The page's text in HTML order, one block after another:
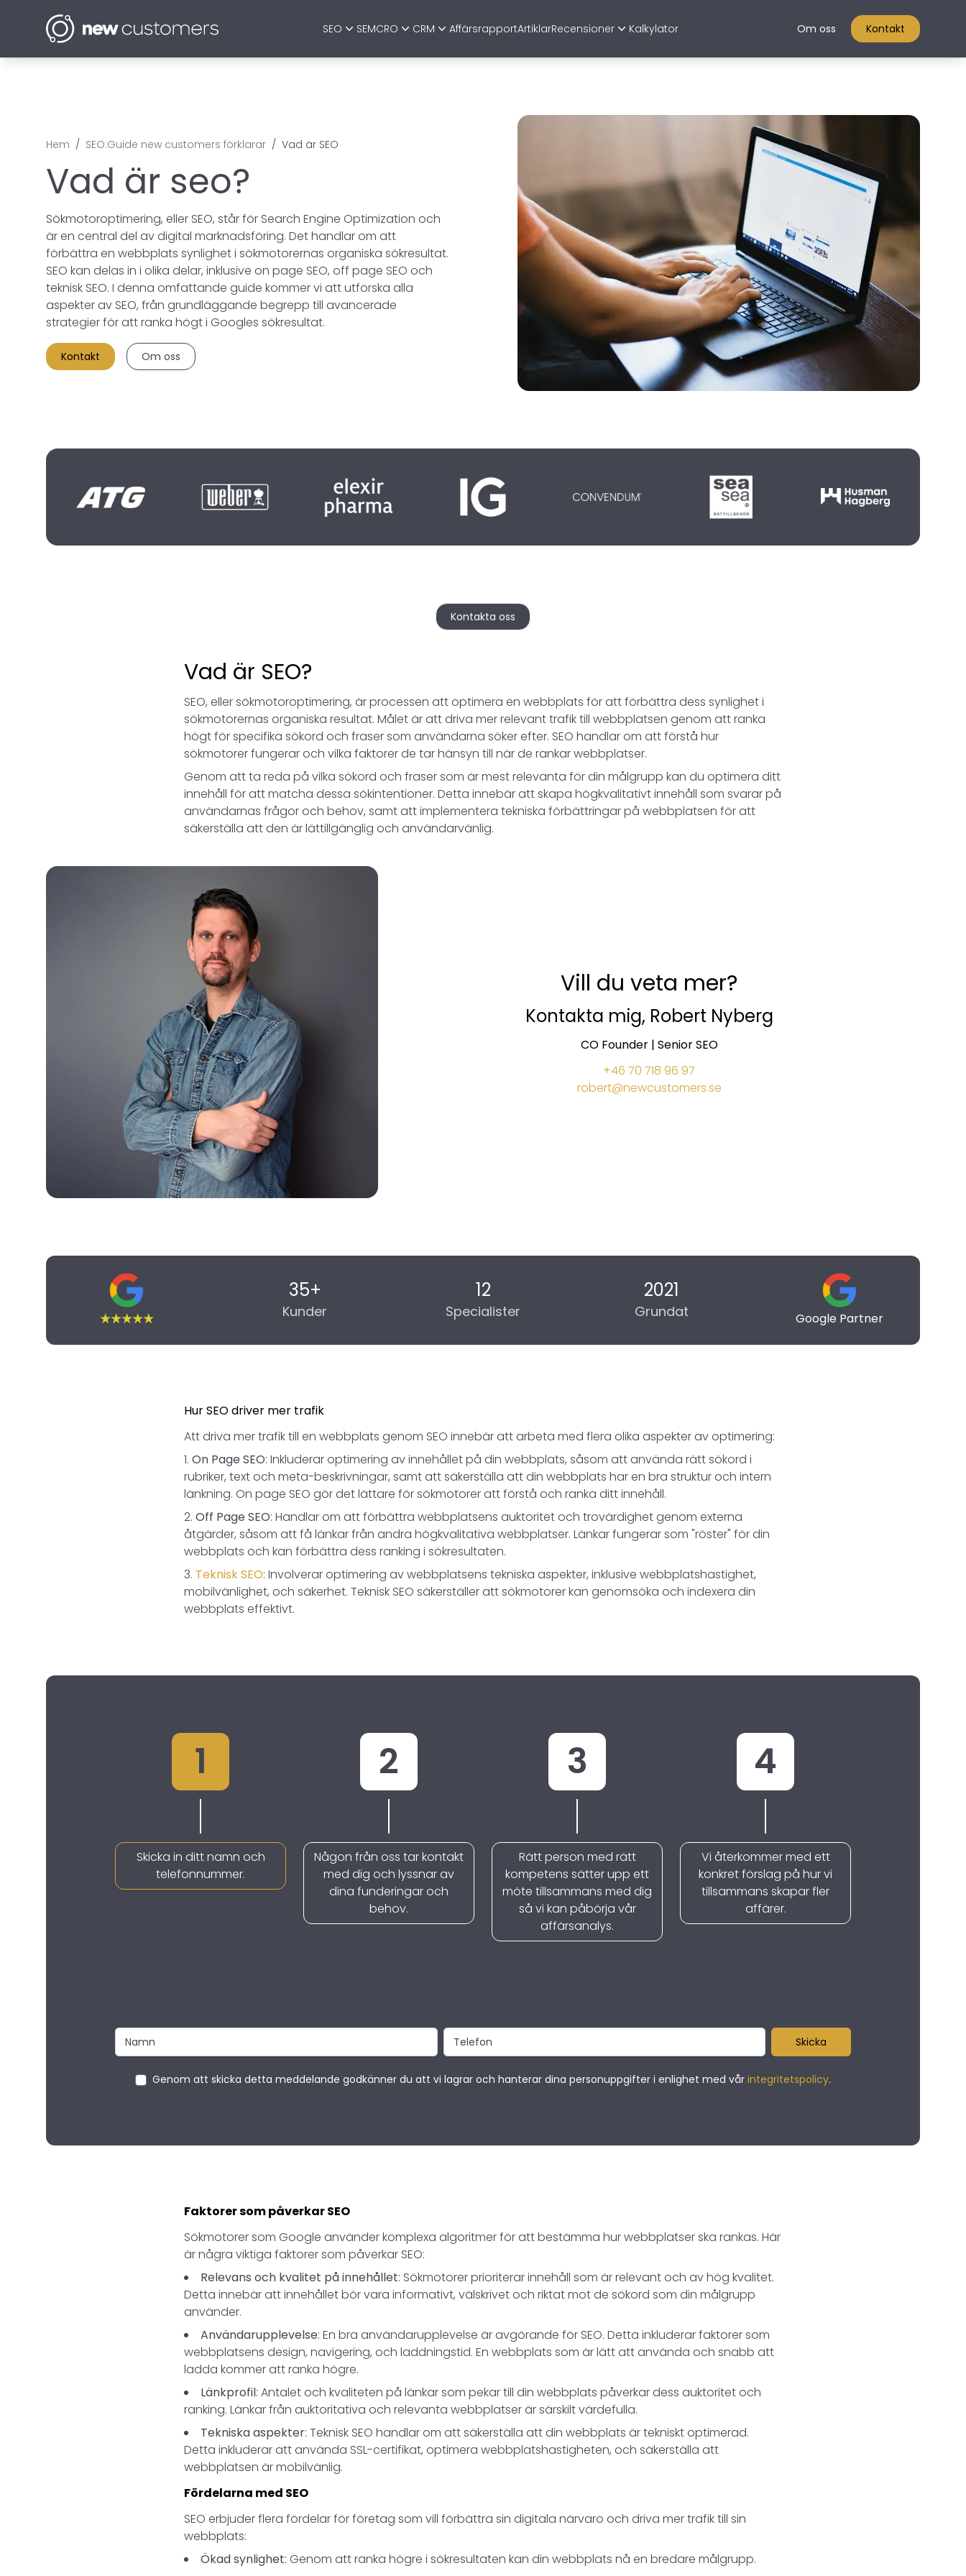
SEO SEMCRO CRM AffärsrapportArtiklarRecensioner Kalkylator Om oss Kontakt
Hem / SEO:Guide new customers förklarar / Vad är SEO
Vad är seo?
Sökmotoroptimering, eller SEO, står för Search Engine Optimization och
är en central del av digital marknadsföring. Det handlar om att
förbättra en webbplats synlighet i sökmotorernas organiska sökresultat.
SEO kan delas in i olika delar, inklusive on page SEO, off page SEO och
teknisk SEO. I denna omfattande guide kommer vi att utforska alla
aspekter av SEO, från grundläggande begrepp till avancerade
strategier för att ranka högt i Googles sökresultat.
Kontakt Om oss
Kontakta oss
Vad är SEO?
SEO, eller sökmotoroptimering, är processen att optimera en webbplats för att förbättra dess synlighet i
sökmotorernas organiska resultat. Målet är att driva mer relevant trafik till webbplatsen genom att ranka
högt för specifika sökord och fraser som användarna söker efter. SEO handlar om att förstå hur
sökmotorer fungerar och vilka faktorer de tar hänsyn till när de rankar webbplatser.
Genom att ta reda på vilka sökord och fraser som är mest relevanta för din målgrupp kan du optimera ditt
innehåll för att matcha dessa sökintentioner. Detta innebär att skapa högkvalitativt innehåll som svarar på
användarnas frågor och behov, samt att implementera tekniska förbättringar på webbplatsen för att
säkerställa att den är lättillgänglig och användarvänlig.
Vill du veta mer?
Kontakta mig, Robert Nyberg
CO Founder | Senior SEO
+46 70 718 96 97
robert@newcustomers.se
35+
Kunder
12
Specialister
2021
Grundat Google Partner
Hur SEO driver mer trafik
Att driva mer trafik till en webbplats genom SEO innebär att arbeta med flera olika aspekter av optimering:
On Page SEO: Inkluderar optimering av innehållet på din webbplats, såsom att använda rätt sökord i
rubriker, text och meta-beskrivningar, samt att säkerställa att din webbplats har en bra struktur och intern
länkning. On page SEO gör det lättare för sökmotorer att förstå och ranka ditt innehåll.
Off Page SEO: Handlar om att förbättra webbplatsens auktoritet och trovärdighet genom externa
åtgärder, såsom att få länkar från andra högkvalitativa webbplatser. Länkar fungerar som "röster" för din
webbplats och kan förbättra dess ranking i sökresultaten.
Teknisk SEO: Involverar optimering av webbplatsens tekniska aspekter, inklusive webbplatshastighet,
mobilvänlighet, och säkerhet. Teknisk SEO säkerställer att sökmotorer kan genomsöka och indexera din
webbplats effektivt.
1
Skicka in ditt namn och
telefonnummer.
2
Någon från oss tar kontakt
med dig och lyssnar av
dina funderingar och
behov.
3
Rätt person med rätt
kompetens sätter upp ett
möte tillsammans med dig
så vi kan påbörja vår
affärsanalys.
4
Vi återkommer med ett
konkret förslag på hur vi
tillsammans skapar fler
affärer.
Skicka
Genom att skicka detta meddelande godkänner du att vi lagrar och hanterar dina personuppgifter i enlighet med vår integritetspolicy.
Faktorer som påverkar SEO
Sökmotorer som Google använder komplexa algoritmer för att bestämma hur webbplatser ska rankas. Här
är några viktiga faktorer som påverkar SEO:
Relevans och kvalitet på innehållet: Sökmotorer prioriterar innehåll som är relevant och av hög kvalitet.
Detta innebär att innehållet bör vara informativt, välskrivet och riktat mot de sökord som din målgrupp
använder.
Användarupplevelse: En bra användarupplevelse är avgörande för SEO. Detta inkluderar faktorer som
webbplatsens design, navigering, och laddningstid. En webbplats som är lätt att använda och snabb att
ladda kommer att ranka högre.
Länkprofil: Antalet och kvaliteten på länkar som pekar till din webbplats påverkar dess auktoritet och
ranking. Länkar från auktoritativa och relevanta webbplatser är särskilt värdefulla.
Tekniska aspekter: Teknisk SEO handlar om att säkerställa att din webbplats är tekniskt optimerad.
Detta inkluderar att använda SSL-certifikat, optimera webbplatshastigheten, och säkerställa att
webbplatsen är mobilvänlig.
Fördelarna med SEO
SEO erbjuder flera fördelar för företag som vill förbättra sin digitala närvaro och driva mer trafik till sin
webbplats:
Ökad synlighet: Genom att ranka högre i sökresultaten kan din webbplats nå en bredare målgrupp.